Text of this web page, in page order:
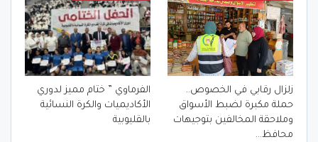
زلزال رقابي في الخصوص..
حملة مكبرة لضبط الأسواق
وملاحقة المخالفين بتوجيهات
محافظ…
الفرماوي ” ختام مميز لدوري
الأكاديميات والكرة النسائية
بالقليوبية